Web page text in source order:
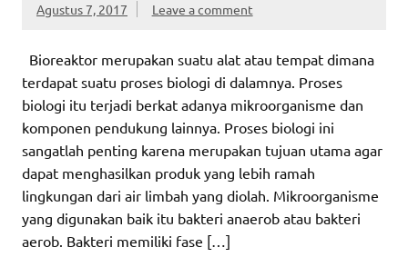
Agustus 7, 2017 Leave a comment
Bioreaktor merupakan suatu alat atau tempat dimana
terdapat suatu proses biologi di dalamnya. Proses
biologi itu terjadi berkat adanya mikroorganisme dan
komponen pendukung lainnya. Proses biologi ini
sangatlah penting karena merupakan tujuan utama agar
dapat menghasilkan produk yang lebih ramah
lingkungan dari air limbah yang diolah. Mikroorganisme
yang digunakan baik itu bakteri anaerob atau bakteri
aerob. Bakteri memiliki fase […]